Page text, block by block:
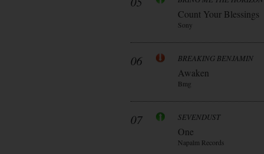
Count Your Blessings
Sony
06 BREAKING BENJAMIN
Awaken
Bmg
07 SEVENDUST
One
Napalm Records